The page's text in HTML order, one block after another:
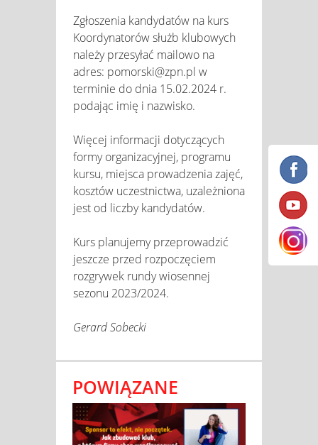
Zgłoszenia kandydatów na kurs
Koordynatorów służb klubowych
należy przesyłać mailowo na
adres: pomorski@zpn.pl w
terminie do dnia 15.02.2024 r.
podając imię i nazwisko.
Więcej informacji dotyczących
formy organizacyjnej, programu
kursu, miejsca prowadzenia zajęć,
kosztów uczestnictwa, uzależniona
jest od liczby kandydatów.
Kurs planujemy przeprowadzić
jeszcze przed rozpoczęciem
rozgrywek rundy wiosennej
sezonu 2023/2024.
Gerard Sobecki
POWIĄZANE